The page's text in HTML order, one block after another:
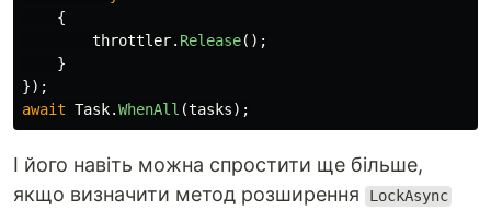
{
throttler. Release();
}
});
await Task.WhenAll (tasks);
І його навіть можна спростити ще більше,
якщо визначити метод розширення
LockAsync